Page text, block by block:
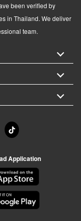
been verified by
in Thailand. We deliver
team.
Application